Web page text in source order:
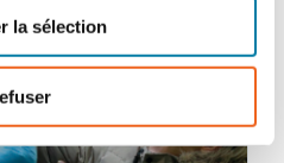
la sélection